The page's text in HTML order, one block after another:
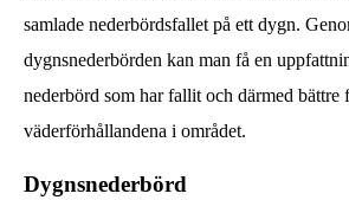
samlade nederbördsfallet på ett dygn.
dygnsnederbörden kan man få en
nederbörd som har fallit och därmed bättre
väderförhållandena i området.
Dygnsnederbörd